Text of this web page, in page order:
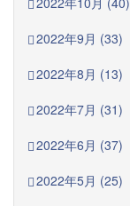
2022年9月 (33)
2022年8月 (13)
2022年7月 (31)
2022年6月 (37)
2022年5月 (25)